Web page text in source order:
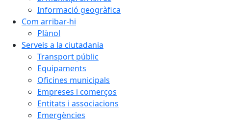
Informació geogràfica
Com arribar-hi
Plànol
Serveis a la ciutadania
Transport públic
Equipaments
Oficines municipals
Empreses i comerços
Entitats i associacions
Emergències